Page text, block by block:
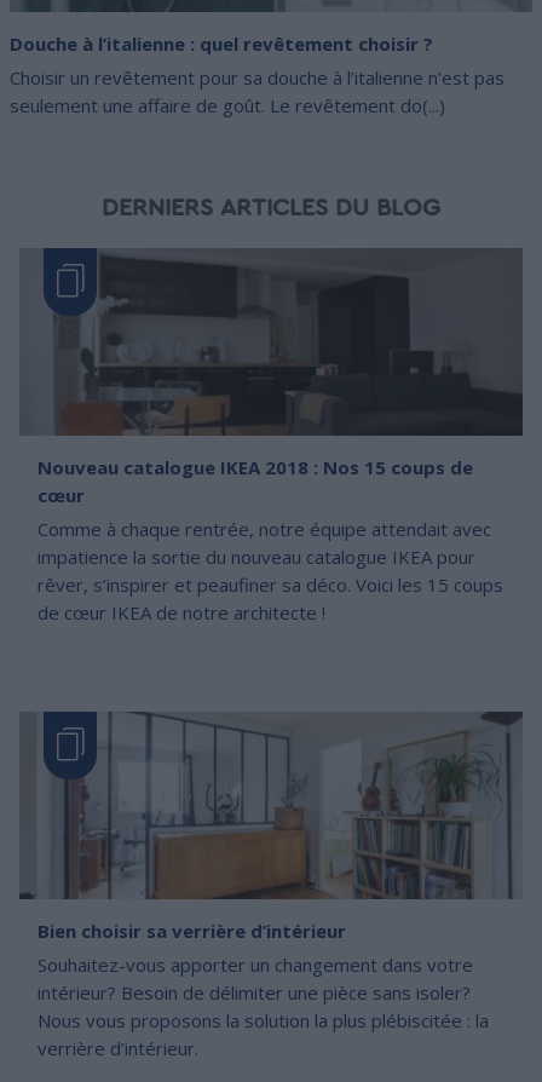
Douche à l’italienne : quel revêtement choisir ?
Choisir un revêtement pour sa douche à l’italienne n’est pas
seulement une affaire de goût. Le revêtement do(...)
DERNIERS ARTICLES DU BLOG
Nouveau catalogue IKEA 2018 : Nos 15 coups de
cœur
Comme à chaque rentrée, notre équipe attendait avec
impatience la sortie du nouveau catalogue IKEA pour
rêver, s’inspirer et peaufiner sa déco. Voici les 15 coups
de cœur IKEA de notre architecte !
Bien choisir sa verrière d’intérieur
Souhaitez-vous apporter un changement dans votre
intérieur? Besoin de délimiter une pièce sans isoler?
Nous vous proposons la solution la plus plébiscitée : la
verrière d’intérieur.